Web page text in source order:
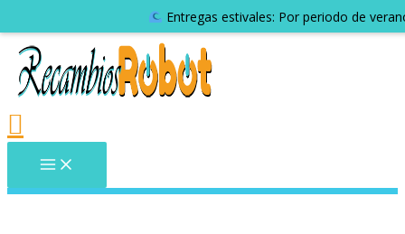
Entregas estivales: Por periodo de